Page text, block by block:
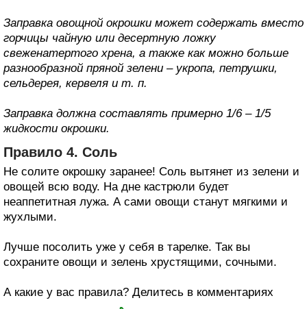
Заправка овощной окрошки может содержать вместо
горчицы чайную или десертную ложку
свеженатертого хрена, а также как можно больше
разнообразной пряной зелени – укропа, петрушки,
сельдерея, кервеля и т. п.
Заправка должна составлять примерно 1/6 – 1/5
жидкости окрошки.
Правило 4. Соль
Не солите окрошку заранее! Соль вытянет из зелени и
овощей всю воду. На дне кастрюли будет
неаппетитная лужа. А сами овощи станут мягкими и
жухлыми.
Лучше посолить уже у себя в тарелке. Так вы
сохраните овощи и зелень хрустящими, сочными.
А какие у вас правила? Делитесь в комментариях